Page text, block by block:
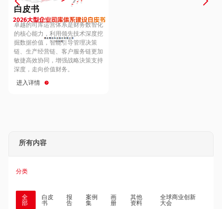
Hungary
Hong Kong
白皮书
卓越的司库运营体系是财务数智化
的核心能力，利用领先技术深度挖
掘数据价值，智能引导管理决策
链、生产经营链、客户服务链更加
敏捷高效协同，增强战略決策支持
深度，走向价值财务。
进入详情
所有内容
分类
全
部
白皮
书
报
告
案例
集
画
册
其他
资料
全球商业创新
大会